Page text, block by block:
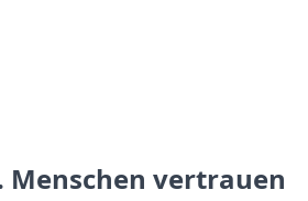
Menschen vertrauen